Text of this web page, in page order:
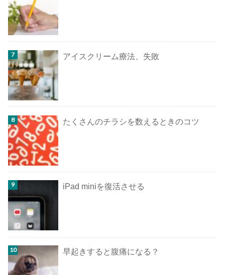
アイスクリーム療法、失敗
たくさんのチラシを数えるときのコツ
iPad miniを復活させる
早起きすると腹痛になる？